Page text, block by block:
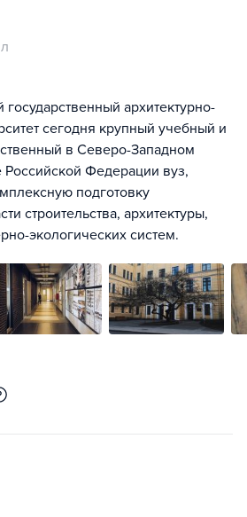
государственный архитектурно-
сегодня крупный учебный и
в Северо-Западном
Федерации вуз,
подготовку
строительства, архитектуры,
экологических систем.